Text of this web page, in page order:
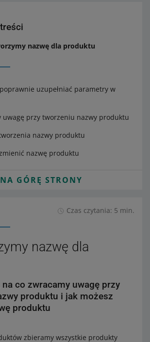
nazwę dla produktu
uzupełniać parametry w
uwagę przy tworzeniu nazwy produktu
nazwy produktu
nazwę produktu
NA GÓRĘ STRONY
Czas czytania: 5 min.
nazwę dla
na co zwracamy uwagę przy
produktu i jak możesz
produktu
zbieramy wszystkie produkty